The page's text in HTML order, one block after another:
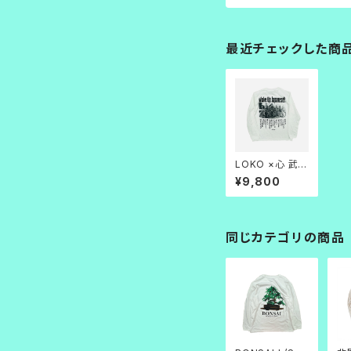
最近チェックした商
LOKO ×心 武装
L/S_白
¥9,800
同じカテゴリの商品